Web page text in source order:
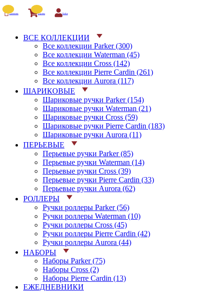
Сравнение Корзина Войти
ВСЕ КОЛЛЕКЦИИ
Все коллекции Parker (300)
Все коллекции Waterman (45)
Все коллекции Cross (142)
Все коллекции Pierre Cardin (261)
Все коллекции Aurora (117)
ШАРИКОВЫЕ
Шариковые ручки Parker (154)
Шариковые ручки Waterman (21)
Шариковые ручки Cross (59)
Шариковые ручки Pierre Cardin (183)
Шариковые ручки Aurora (11)
ПЕРЬЕВЫЕ
Перьевые ручки Parker (85)
Перьевые ручки Waterman (14)
Перьевые ручки Cross (39)
Перьевые ручки Pierre Cardin (33)
Перьевые ручки Aurora (62)
РОЛЛЕРЫ
Ручки роллеры Parker (56)
Ручки роллеры Waterman (10)
Ручки роллеры Cross (45)
Ручки роллеры Pierre Cardin (42)
Ручки роллеры Aurora (44)
НАБОРЫ
Наборы Parker (75)
Наборы Cross (2)
Наборы Pierre Cardin (13)
ЕЖЕДНЕВНИКИ